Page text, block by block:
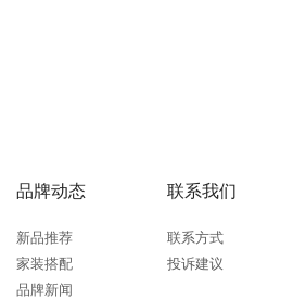
品牌动态
新品推荐
家装搭配
品牌新闻
联系我们
联系方式
投诉建议